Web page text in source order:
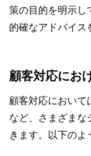
策の目的を明示し
的確なアドバイス
顧客対応にお
顧客対応におい
など、さまざま
きます。以下のよ